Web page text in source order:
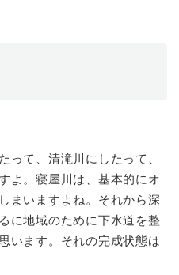
って、清滝川にしたって、
よ。寝屋川は、基本的にオ
まいますよね。それから深
に地域のために下水道を整
います。それの完成状態は